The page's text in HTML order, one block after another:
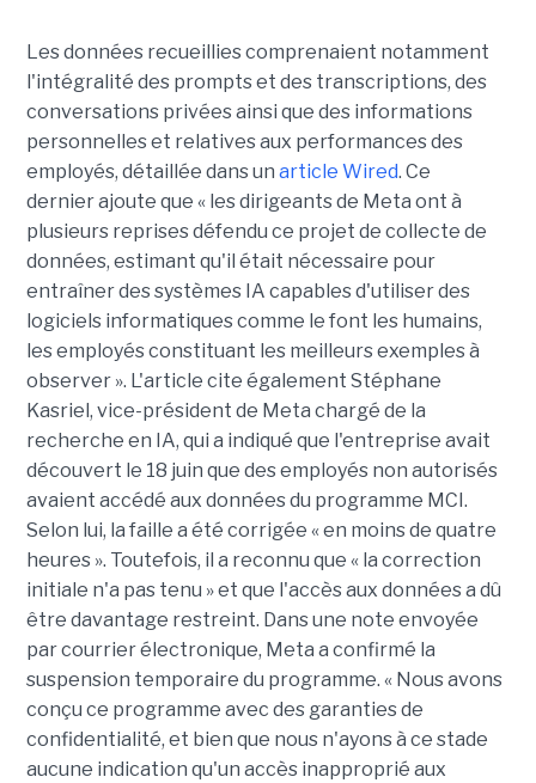
Les données recueillies comprenaient notamment
l'intégralité des prompts et des transcriptions, des
conversations privées ainsi que des informations
personnelles et relatives aux performances des
employés, détaillée dans un article Wired. Ce
dernier ajoute que « les dirigeants de Meta ont à
plusieurs reprises défendu ce projet de collecte de
données, estimant qu'il était nécessaire pour
entraîner des systèmes IA capables d'utiliser des
logiciels informatiques comme le font les humains,
les employés constituant les meilleurs exemples à
observer ». L'article cite également Stéphane
Kasriel, vice-président de Meta chargé de la
recherche en IA, qui a indiqué que l'entreprise avait
découvert le 18 juin que des employés non autorisés
avaient accédé aux données du programme MCI.
Selon lui, la faille a été corrigée « en moins de quatre
heures ». Toutefois, il a reconnu que « la correction
initiale n'a pas tenu » et que l'accès aux données a dû
être davantage restreint. Dans une note envoyée
par courrier électronique, Meta a confirmé la
suspension temporaire du programme. « Nous avons
conçu ce programme avec des garanties de
confidentialité, et bien que nous n'ayons à ce stade
aucune indication qu'un accès inapproprié aux